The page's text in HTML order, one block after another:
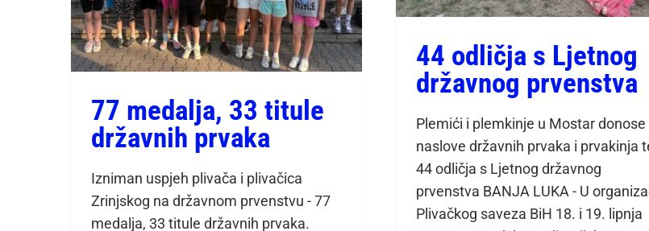
77 medalja, 33 titule
državnih prvaka
Izniman uspjeh plivača i plivačica
Zrinjskog na državnom prvenstvu - 77
medalja, 33 titule državnih prvaka.
44 odličja s Ljetnog
državnog prvenstva
Plemići i plemkinje u Mostar donose
naslove državnih prvaka i prvakinja
44 odličja s Ljetnog državnog
prvenstva BANJA LUKA - U
Plivačkog saveza BiH 18. i 19. lipnja